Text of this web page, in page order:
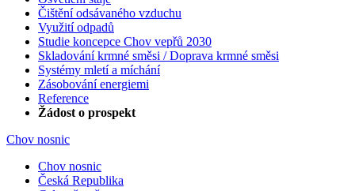
Čištění odsávaného vzduchu
Využití odpadů
Studie koncepce Chov vepřů 2030
Skladování krmné směsi / Doprava krmné směsi
Systémy mletí a míchání
Zásobování energiemi
Reference
Žádost o prospekt
Chov nosnic
Chov nosnic
Česká Republika